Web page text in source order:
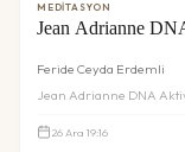
MEDITASYON
Jean Adrianne
Feride Ceyda Erdemli
Jean Adrianne DNA
26 Ara 19:16